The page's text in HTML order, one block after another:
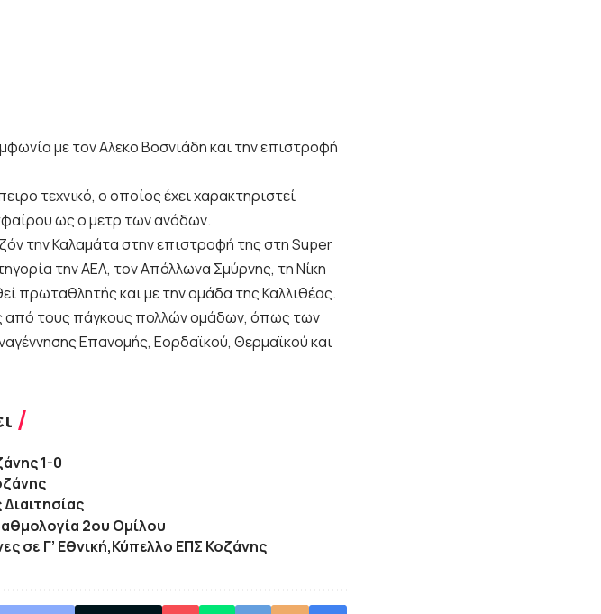
με τον Αλεκο Βοσνιάδη και την επιστροφή
τεχνικό, ο οποίος έχει χαρακτηριστεί
ως ο μετρ των ανόδων.
την Καλαμάτα στην επιστροφή της στη Super
την ΑΕΛ, τον Απόλλωνα Σμύρνης, τη Νίκη
πρωταθλητής και με την ομάδα της Καλλιθέας.
από τους πάγκους πολλών ομάδων, όπως των
Επανομής, Εορδαϊκού, Θερμαϊκού και
1-0
2ου Ομίλου
σε Γ’ Εθνική,Κύπελλο ΕΠΣ Κοζάνης